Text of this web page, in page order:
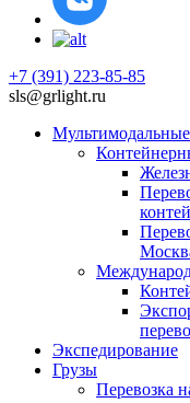
+7 (391) 223-85-85
sls@grlight.ru
Экспедирование
Грузы
Перевозка